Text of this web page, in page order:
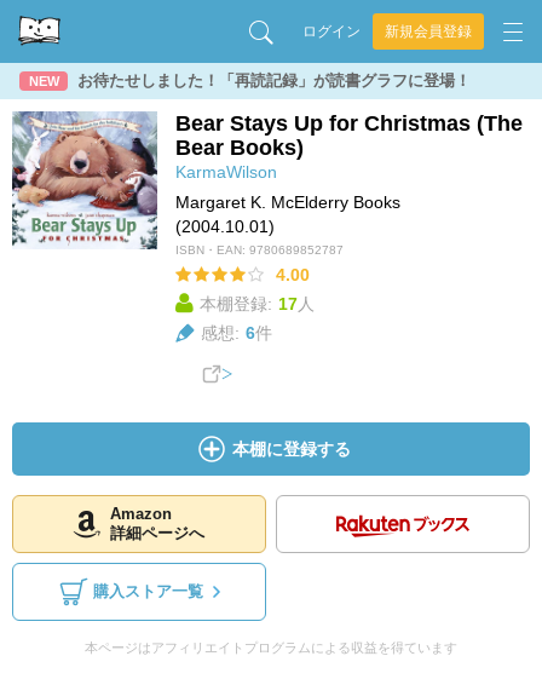
ログイン 新規会員登録
NEW お待たせしました！「再読記録」が読書グラフに登場！
Bear Stays Up for Christmas (The
Bear Books)
KarmaWilson
Margaret K. McElderry Books
(2004.10.01)
ISBN・EAN: 9780689852787
4.00
本棚登録: 17人
感想: 6件
本棚に登録する
Amazon
詳細ページへ
購入ストア一覧
本ページはアフィリエイトプログラムによる収益を得ています